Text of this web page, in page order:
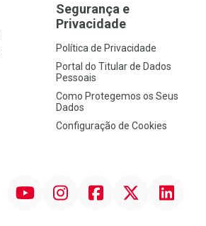
Segurança e
Privacidade
Política de Privacidade
Portal do Titular de Dados
Pessoais
Como Protegemos os Seus
Dados
Configuração de Cookies
InstagramFacebook Linkedin